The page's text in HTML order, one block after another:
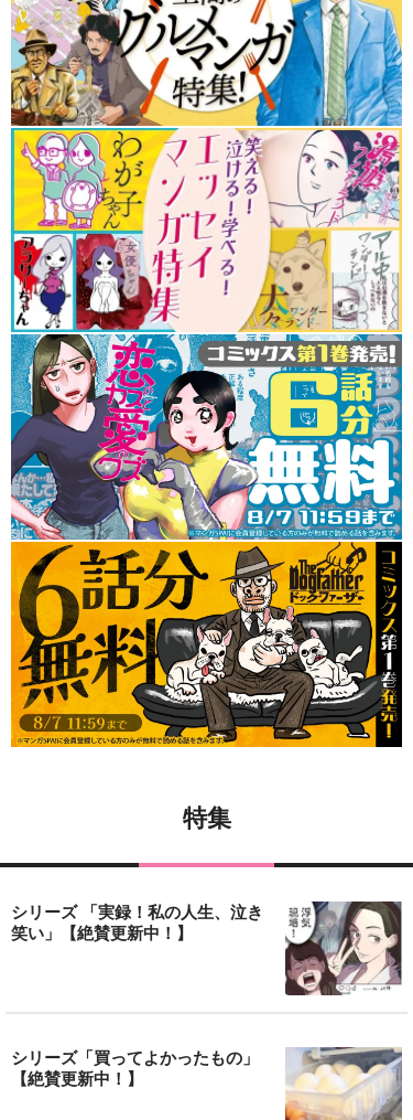
特集
シリーズ 「実録！私の人生、泣き
笑い」【絶賛更新中！】
シリーズ「買ってよかったもの」
【絶賛更新中！】